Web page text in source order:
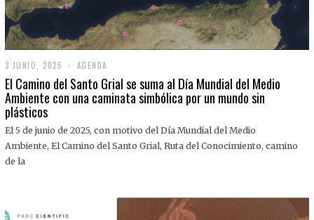
3 JUNIO, 2025
J
U
N
,
0
AGENDA
El Camino del Santo Grial se suma al Día Mundial del Medio
Ambiente con una caminata simbólica por un mundo sin
plásticos
El 5 de junio de 2025, con motivo del Día Mundial del Medio
Ambiente, El Camino del Santo Grial, Ruta del Conocimiento, camino
de la